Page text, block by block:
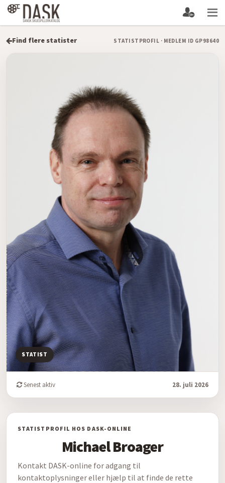
Find flere statister STATISTPROFIL · MEDLEM ID GP98640
STATIST
Senest aktiv 28. juli 2026
STATISTPROFIL HOS DASK-ONLINE
Michael Broager
Kontakt DASK-online for adgang til
kontaktoplysninger eller hjælp til at finde de rette